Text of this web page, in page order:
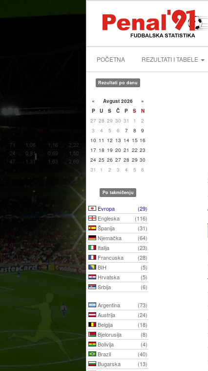
POČETNA REZULTATI I TABELE
Rezultati po danu
« Avgust 2026
»
P
U S Č P S
N
27 28 29 30 31 1
2
3
4 5 6 7 8
9
10 11 12 13 14 15 16
17 18 19 20 21 22 23
24 25 26 27 28 29 30
31
1 2 3 4 5 6
Po takmičenju
Evropa
(29)
Engleska
(116)
Španija
(31)
Njemačka
(64)
Italija
(23)
Francuska
(28)
BIH
(5)
Hrvatska
(5)
Srbija
(6)
Argentina
(73)
Austrija
(24)
Belgija
(18)
Bjelorusija
(8)
Bolivija
(4)
Brazil
(40)
Bugarska
(13)